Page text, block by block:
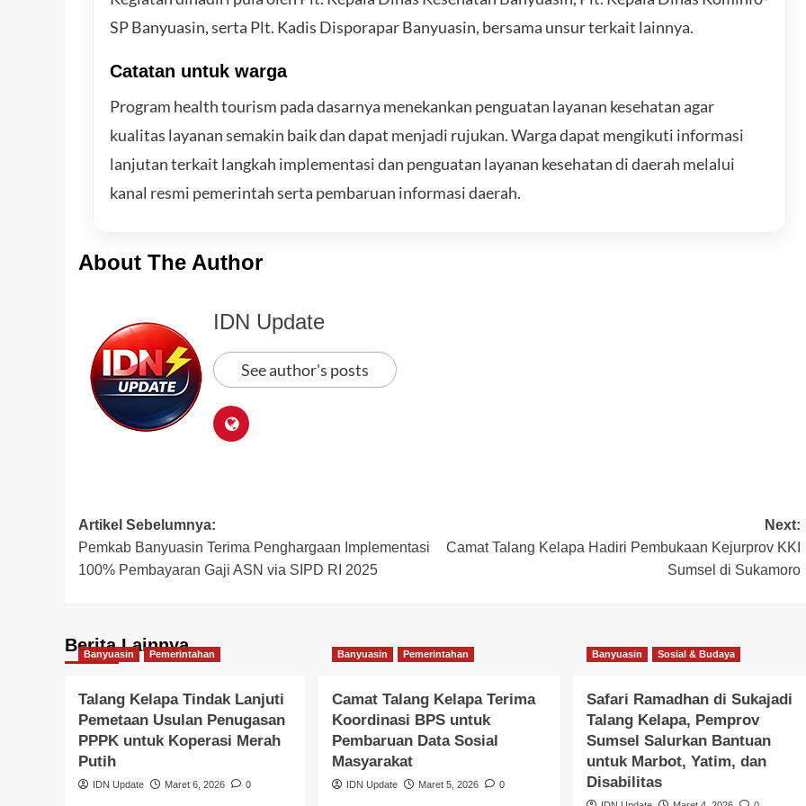
SP Banyuasin, serta Plt. Kadis Disporapar Banyuasin, bersama unsur terkait lainnya.
Catatan untuk warga
Program health tourism pada dasarnya menekankan penguatan layanan kesehatan agar
kualitas layanan semakin baik dan dapat menjadi rujukan. Warga dapat mengikuti informasi
lanjutan terkait langkah implementasi dan penguatan layanan kesehatan di daerah melalui
kanal resmi pemerintah serta pembaruan informasi daerah.
About The Author
IDN Update
See author's posts
Post
navigation
Artikel Sebelumnya:
Pemkab Banyuasin Terima Penghargaan Implementasi
100% Pembayaran Gaji ASN via SIPD RI 2025
Next:
Camat Talang Kelapa Hadiri Pembukaan Kejurprov KKI
Sumsel di Sukamoro
Berita Lainnya
Banyuasin Pemerintahan
Talang Kelapa Tindak Lanjuti
Pemetaan Usulan Penugasan
PPPK untuk Koperasi Merah
Putih
IDN Update Maret 6, 2026 0
Banyuasin Pemerintahan
Camat Talang Kelapa Terima
Koordinasi BPS untuk
Pembaruan Data Sosial
Masyarakat
IDN Update Maret 5, 2026 0
Banyuasin Sosial & Budaya
Safari Ramadhan di Sukajadi
Talang Kelapa, Pemprov
Sumsel Salurkan Bantuan
untuk Marbot, Yatim, dan
Disabilitas